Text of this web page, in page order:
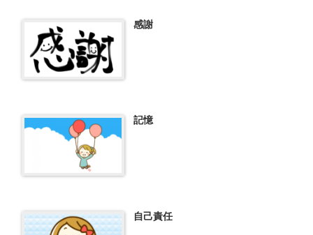
感謝
記憶
自己責任